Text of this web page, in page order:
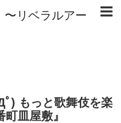
リベラルアー
) もっと歌舞伎を楽
皿屋敷』